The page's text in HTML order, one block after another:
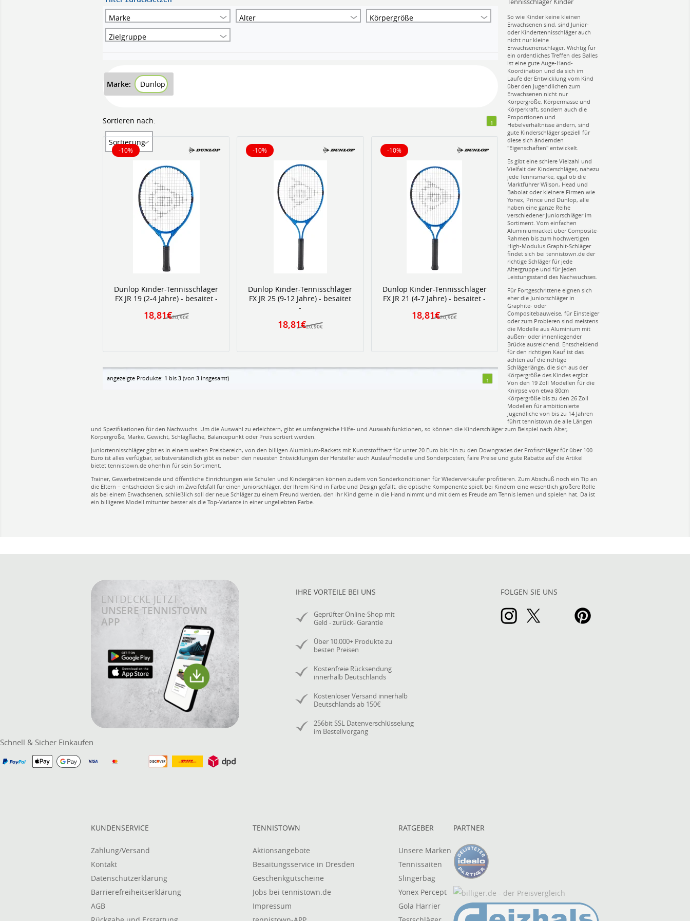
Marke
Alter
Körpergröße
Zielgruppe
Marke: Dunlop
Sortieren nach:
Sortierung
1
Dunlop Kinder-Tennisschläger
FX JR 19 (2-4 Jahre) - besaitet -
20,90€
18,81€
-10%
10% reduziert
Dunlop Kinder-Tennisschläger
FX JR 25 (9-12 Jahre) - besaitet
-
20,90€
18,81€
-10%
10% reduziert
Dunlop Kinder-Tennisschläger
FX JR 21 (4-7 Jahre) - besaitet -
20,90€
18,81€
-10%
10% reduziert
angezeigte Produkte: 1 bis 3 (von 3 insgesamt) 1
So wie Kinder keine kleinen
Erwachsenen sind, sind Junior-
oder Kindertennisschläger auch
nicht nur kleine
Erwachsenenschläger. Wichtig für
ein ordentliches Treffen des Balles
ist eine gute Auge-Hand-
Koordination und da sich im
Laufe der Entwicklung vom Kind
über den Jugendlichen zum
Erwachsenen nicht nur
Körpergröße, Körpermasse und
Körperkraft, sondern auch die
Proportionen und
Hebelverhältnisse ändern, sind
gute Kinderschläger speziell für
diese sich ändernden
"Eigenschaften" entwickelt.
Es gibt eine schiere Vielzahl und
Vielfalt der Kinderschläger, nahezu
jede Tennismarke, egal ob die
Marktführer Wilson, Head und
Babolat oder kleinere Firmen wie
Yonex, Prince und Dunlop, alle
haben eine ganze Reihe
verschiedener Juniorschläger im
Sortiment. Vom einfachen
Aluminiumracket über Composite-
Rahmen bis zum hochwertigen
High-Modulus Graphit-Schläger
findet sich bei tennistown.de der
richtige Schläger für jede
Altergruppe und für jeden
Leistungsstand des Nachwuchses.
Für Fortgeschrittene eignen sich
eher die Juniorschläger in
Graphite- oder
Compositebauweise, für Einsteiger
oder zum Probieren sind meistens
die Modelle aus Aluminium mit
außen- oder innenliegender
Brücke ausreichend. Entscheidend
für den richtigen Kauf ist das
achten auf die richtige
Schlägerlänge, die sich aus der
Körpergröße des Kindes ergibt.
Von den 19 Zoll Modellen für die
Knirpse von etwa 80cm
Körpergröße bis zu den 26 Zoll
Modellen für ambitionierte
Jugendliche von bis zu 14 Jahren
führt tennistown.de alle Längen
und Spezifikationen für den Nachwuchs. Um die Auswahl zu erleichtern, gibt es umfangreiche Hilfe- und Auswahlfunktionen, so können die Kinderschläger zum Beispiel nach Alter,
Körpergröße, Marke, Gewicht, Schlägfläche, Balancepunkt oder Preis sortiert werden.
Juniortennisschläger gibt es in einem weiten Preisbereich, von den billigen Aluminium-Rackets mit Kunststoffherz für unter 20 Euro bis hin zu den Downgrades der Profischläger für über 100
Euro ist alles verfügbar, selbstverständlich gibt es neben den neuesten Entwicklungen der Hersteller auch Auslaufmodelle und Sonderposten; faire Preise und gute Rabatte auf die Artikel
bietet tennistown.de ohenhin für sein Sortiment.
Trainer, Gewerbetreibende und öffentliche Einrichtungen wie Schulen und Kindergärten können zudem von Sonderkonditionen für Wiederverkäufer profitieren. Zum Abschuß noch ein Tip an
die Eltern – entscheiden Sie sich im Zweifelsfall für einen Juniorschläger, der Ihrem Kind in Farbe und Design gefällt, die optische Komponente spielt bei Kindern eine wesentlich größere Rolle
als bei einem Erwachsenen, schließlich soll der neue Schläger zu einem Freund werden, den ihr Kind gerne in die Hand nimmt und mit dem es Freude am Tennis lernen und spielen hat. Da ist
ein billigeres Modell mitunter besser als die Top-Variante in einer ungeliebten Farbe.
ENTDECKE JETZT
UNSERE TENNISTOWN
APP
IHRE VORTEILE BEI UNS
Geprüfter Online-Shop mit
Geld - zurück- Garantie
Über 10.000+ Produkte zu
besten Preisen
Kostenfreie Rücksendung
innerhalb Deutschlands
Kostenloser Versand innerhalb
Deutschlands ab 150€
256bit SSL Datenverschlüsselung
im Bestellvorgang
FOLGEN SIE UNS
Schnell & Sicher Einkaufen
KUNDENSERVICE
Zahlung/Versand
Kontakt
Datenschutzerklärung
Barrierefreiheitserklärung
AGB
TENNISTOWN
Aktionsangebote
Besaitungsservice in Dresden
Geschenkgutscheine
Jobs bei tennistown.de
Impressum
RATGEBER
Unsere Marken
Tennissaiten
Slingerbag
Yonex Percept
Gola Harrier
PARTNER